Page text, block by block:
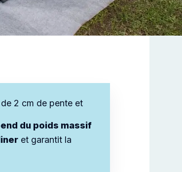
2 cm de pente et
du poids massif
et garantit la